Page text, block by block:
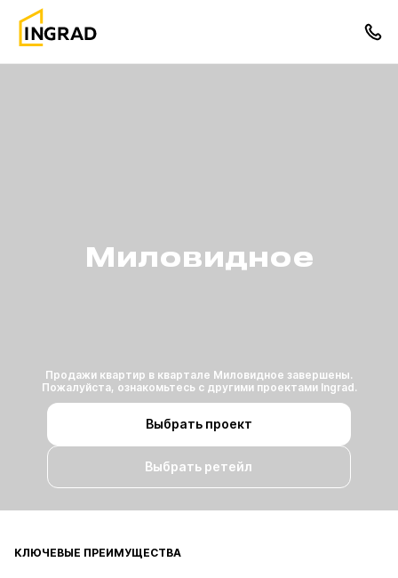
Миловидное
Продажи квартир в квартале Миловидное завершены.
Пожалуйста, ознакомьтесь с другими проектами Ingrad.
Выбрать проект
Выбрать ретейл
КЛЮЧЕВЫЕ ПРЕИМУЩЕСТВА